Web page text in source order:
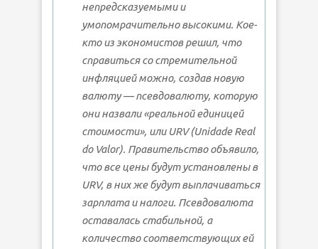
непредсказуемыми и
умопомрачительно высокими. Кое-
кто из экономистов решил, что
справиться со стремительной
инфляцией можно, создав новую
валюту — псевдовалюту, которую
они назвали «реальной единицей
стоимости», или URV (Unidade Real
do Valor). Правительство объявило,
что все цены будут установлены в
URV, в них же будут выплачиваться
зарплата и налоги. Псевдовалюта
оставалась стабильной, а
количество соответствующих ей